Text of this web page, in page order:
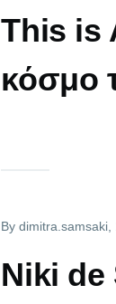
This is
κόσμο
Bydimitra.samsaki
Niki de